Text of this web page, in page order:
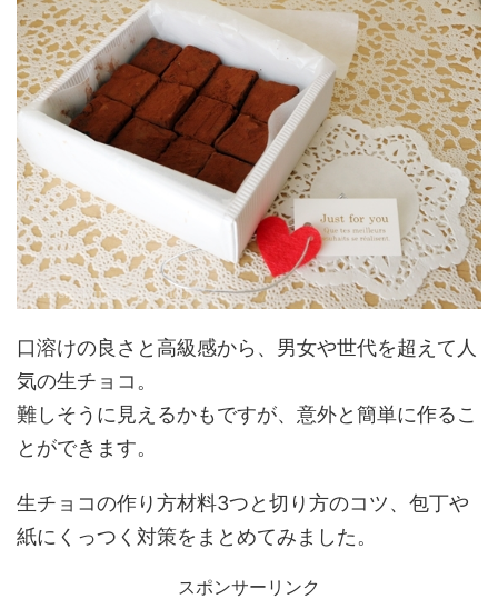
口溶けの良さと高級感から、男女や世代を超えて人
気の生チョコ。
難しそうに見えるかもですが、意外と簡単に作るこ
とができます。
生チョコの作り方材料3つと切り方のコツ、包丁や
紙にくっつく対策をまとめてみました。
スポンサーリンク